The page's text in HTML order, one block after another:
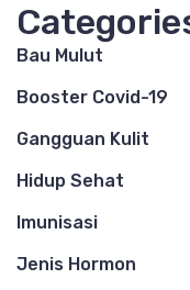
Bau Mulut
Booster Covid-19
Gangguan Kulit
Hidup Sehat
Imunisasi
Jenis Hormon